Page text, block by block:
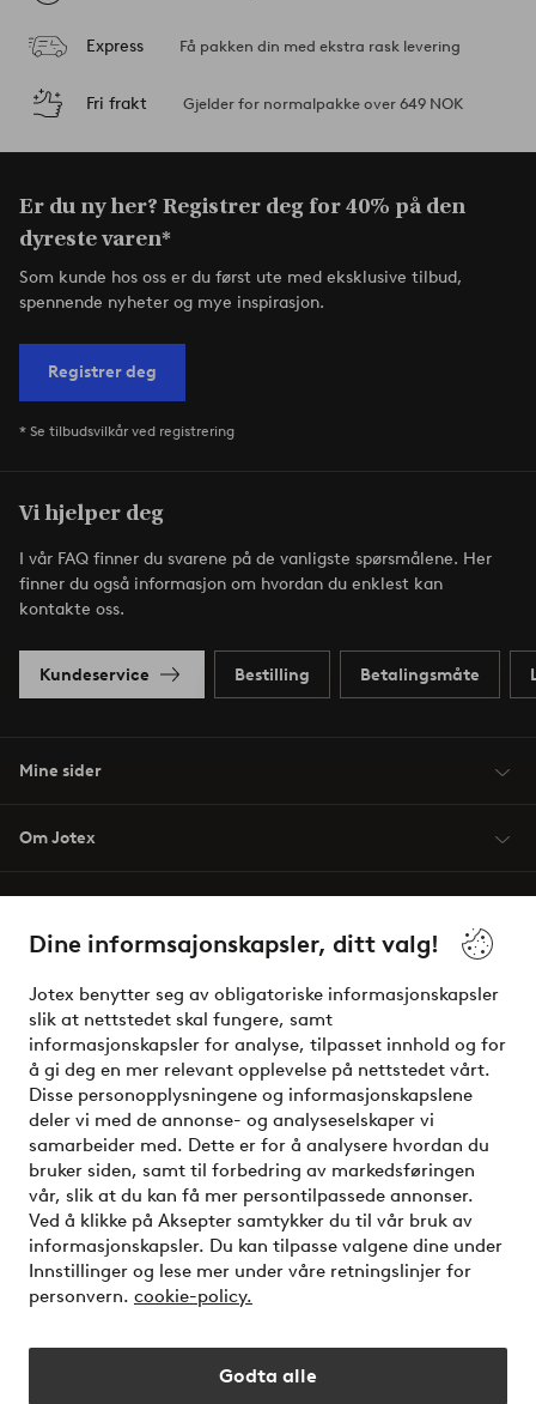
Dine informsajonskapsler, ditt valg!
Jotex benytter seg av obligatoriske informasjonskapsler
slik at nettstedet skal fungere, samt
informasjonskapsler for analyse, tilpasset innhold og for
å gi deg en mer relevant opplevelse på nettstedet vårt.
Disse personopplysningene og informasjonskapslene
deler vi med de annonse- og analyseselskaper vi
samarbeider med. Dette er for å analysere hvordan du
bruker siden, samt til forbedring av markedsføringen
vår, slik at du kan få mer persontilpassede annonser.
Ved å klikke på Aksepter samtykker du til vår bruk av
informasjonskapsler. Du kan tilpasse valgene dine under
Innstillinger og lese mer under våre retningslinjer for
personvern. cookie-policy.
Godta alle
Express Få pakken din med ekstra rask levering
Fri frakt Gjelder for normalpakke over 649 NOK
Er du ny her? Registrer deg for 40% på den
dyreste varen*
Som kunde hos oss er du først ute med eksklusive tilbud,
spennende nyheter og mye inspirasjon.
Registrer deg
* Se tilbudsvilkår ved registrering
Vi hjelper deg
I vår FAQ finner du svarene på de vanligste spørsmålene. Her
finner du også informasjon om hvordan du enklest kan
kontakte oss.
Kundeservice Bestilling Betalingsmåte
Mine sider
Om Jotex
Venner
Sikre betalinger - Betal direkte eller del opp
Vil du vite mer om våre betalingsalternativer?
elpy